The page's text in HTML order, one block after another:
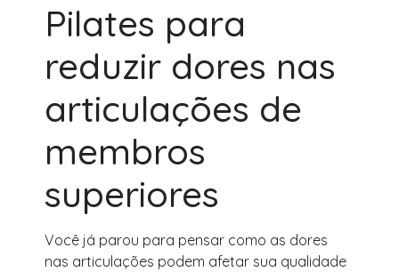
Pilates para
reduzir dores nas
articulações de
membros
superiores
Você já parou para pensar como as dores
nas articulações podem afetar sua qualidade